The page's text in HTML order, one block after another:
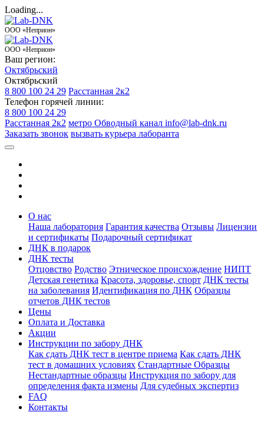
Loading...
ООО «Неприон»
ООО «Неприон»
Ваш регион:
Октябрьский
Октябрьский
8 800 100 24 29 Расстанная 2к2
Телефон горячей линии:
8 800 100 24 29
Расстанная 2к2 метро Обводный канал info@lab-dnk.ru
Заказать звонок вызвать курьера лаборанта
О нас
Наша лаборатория Гарантия качества Отзывы Лицензии
и сертификаты Подарочный сертификат
ДНК в подарок
ДНК тесты
Отцовство Родство Этническое происхождение НИПТ
Детская генетика Красота, здоровье, спорт ДНК тесты
на заболевания Идентификация по ДНК Образцы
отчетов ДНК тестов
Цены
Оплата и Доставка
Акции
Инструкции по забору ДНК
Как сдать ДНК тест в центре приема Как сдать ДНК
тест в домашних условиях Стандартные Образцы
Нестандартные образцы Инструкция по забору для
определения факта измены Для судебных экспертиз
FAQ
Контакты